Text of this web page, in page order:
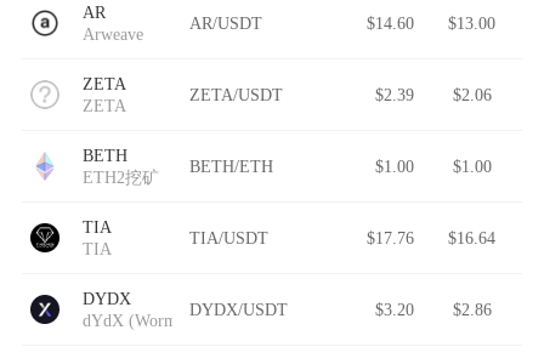
AR
Arweave
AR/USDT $14.60 $13.00
ZETA
ZETA
ZETA/USDT $2.39 $2.06
BETH
ETH2挖矿
BETH/ETH $1.00 $1.00
TIA
TIA
TIA/USDT $17.76 $16.64
DYDX
dYdX (Wormhole)
DYDX/USDT $3.20 $2.86